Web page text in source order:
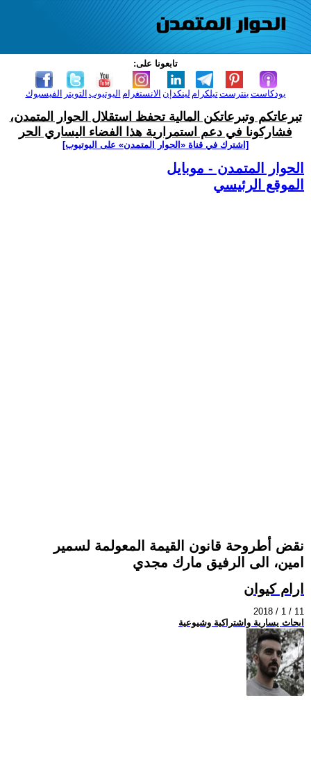
تابعونا على:
الفيسبوك التويتر اليوتيوب الانستغرام لينكدإن تيلكرامبنترست بودكاست
تبرعاتكم وتبرعاتكن المالية تحفظ استقلال الحوار المتمدن،
فشاركونا في دعم استمرارية هذا الفضاء اليساري الحر
[اشترك في قناة ‫«الحوار المتمدن» على اليوتيوب]
الحوار المتمدن - موبايل
الموقع الرئيسي
نقض أطروحة قانون القيمة المعولمة لسمير
امين، الى الرفيق مارك مجدي
ارام كيوان
2018 / 1 / 11
ابحاث يسارية واشتراكية وشيوعية